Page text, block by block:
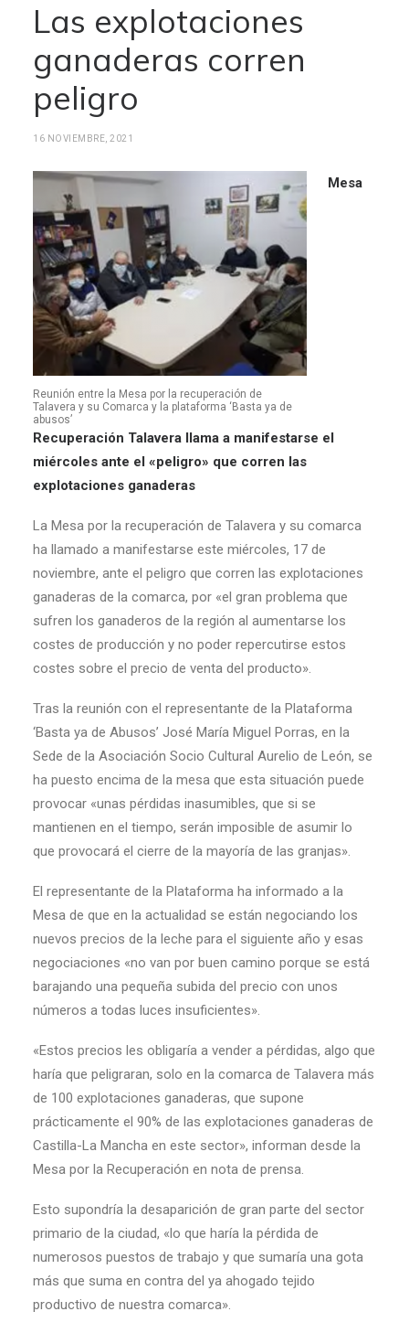
Las explotaciones
ganaderas corren
peligro
16 NOVIEMBRE, 2021
Reunión entre la Mesa por la recuperación de
Talavera y su Comarca y la plataforma ‘Basta ya de
abusos’
Mesa
Recuperación Talavera llama a manifestarse el
miércoles ante el «peligro» que corren las
explotaciones ganaderas
La Mesa por la recuperación de Talavera y su comarca
ha llamado a manifestarse este miércoles, 17 de
noviembre, ante el peligro que corren las explotaciones
ganaderas de la comarca, por «el gran problema que
sufren los ganaderos de la región al aumentarse los
costes de producción y no poder repercutirse estos
costes sobre el precio de venta del producto».
Tras la reunión con el representante de la Plataforma
‘Basta ya de Abusos’ José María Miguel Porras, en la
Sede de la Asociación Socio Cultural Aurelio de León, se
ha puesto encima de la mesa que esta situación puede
provocar «unas pérdidas inasumibles, que si se
mantienen en el tiempo, serán imposible de asumir lo
que provocará el cierre de la mayoría de las granjas».
El representante de la Plataforma ha informado a la
Mesa de que en la actualidad se están negociando los
nuevos precios de la leche para el siguiente año y esas
negociaciones «no van por buen camino porque se está
barajando una pequeña subida del precio con unos
números a todas luces insuficientes».
«Estos precios les obligaría a vender a pérdidas, algo que
haría que peligraran, solo en la comarca de Talavera más
de 100 explotaciones ganaderas, que supone
prácticamente el 90% de las explotaciones ganaderas de
Castilla-La Mancha en este sector», informan desde la
Mesa por la Recuperación en nota de prensa.
Esto supondría la desaparición de gran parte del sector
primario de la ciudad, «lo que haría la pérdida de
numerosos puestos de trabajo y que sumaría una gota
más que suma en contra del ya ahogado tejido
productivo de nuestra comarca».